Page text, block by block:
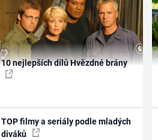
10 nejlepších dílů Hvězdné brány
TOP filmy a seriály podle mladých
diváků